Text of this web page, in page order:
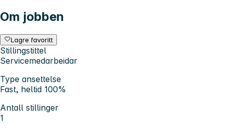
Om jobben
Lagre favoritt
Stillingstittel
Servicemedarbeidar
Type ansettelse
Fast, heltid 100%
Antall stillinger
1